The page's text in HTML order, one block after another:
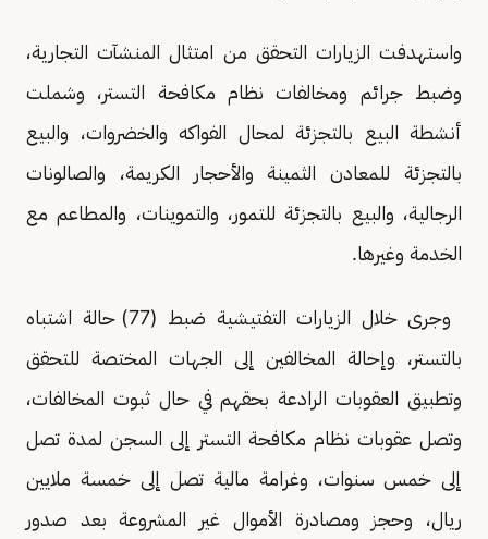
واستهدفت الزيارات التحقق من امتثال المنشآت التجارية،
وضبط جرائم ومخالفات نظام مكافحة التستر، وشملت
أنشطة البيع بالتجزئة لمحال الفواكه والخضروات، والبيع
بالتجزئة للمعادن الثمينة والأحجار الكريمة، والصالونات
الرجالية، والبيع بالتجزئة للتمور، والتموينات، والمطاعم مع
الخدمة وغيرها.
وجرى خلال الزيارات التفتيشية ضبط (77) حالة اشتباه
بالتستر، وإحالة المخالفين إلى الجهات المختصة للتحقق
وتطبيق العقوبات الرادعة بحقهم في حال ثبوت المخالفات،
وتصل عقوبات نظام مكافحة التستر إلى السجن لمدة تصل
إلى خمس سنوات، وغرامة مالية تصل إلى خمسة ملايين
ريال، وحجز ومصادرة الأموال غير المشروعة بعد صدور